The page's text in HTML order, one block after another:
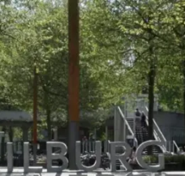
Over ons Contact